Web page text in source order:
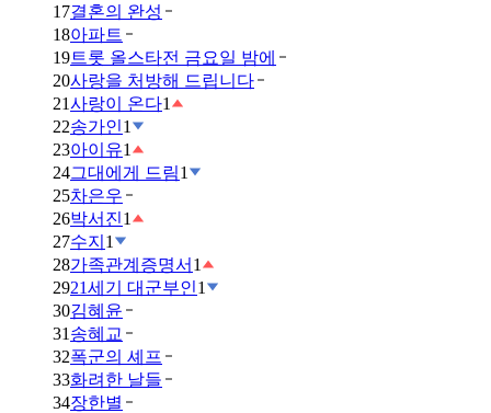
17결혼의 완성
18아파트
19트롯 올스타전 금요일 밤에
20사랑을 처방해 드립니다
21사랑이 온다1
22송가인1
23아이유1
24그대에게 드림1
25차은우
26박서진1
27수지 1
28가족관계증명서 1
2921세기 대군부인1
30김혜윤
31 송혜교
32폭군의 셰프
33화려한 날들
34장한별